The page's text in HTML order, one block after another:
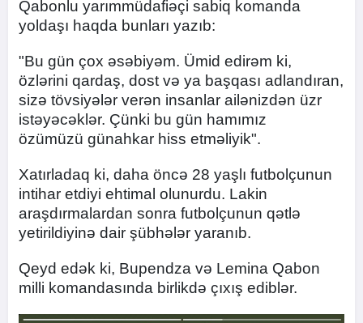
Qabonlu yarımmüdafiəçi sabiq komanda
yoldaşı haqda bunları yazıb:
"Bu gün çox əsəbiyəm. Ümid edirəm ki,
özlərini qardaş, dost və ya başqası adlandıran,
sizə tövsiyələr verən insanlar ailənizdən üzr
istəyəcəklər. Çünki bu gün hamımız
özümüzü günahkar hiss etməliyik".
Xatırladaq ki, daha öncə 28 yaşlı futbolçunun
intihar etdiyi ehtimal olunurdu. Lakin
araşdırmalardan sonra futbolçunun qətlə
yetirildiyinə dair şübhələr yaranıb.
Qeyd edək ki, Bupendza və Lemina Qabon
milli komandasında birlikdə çıxış ediblər.